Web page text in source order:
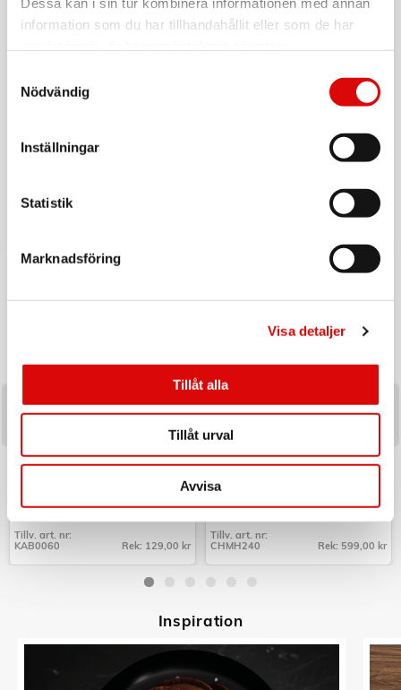
information som du har tillhandahållit eller som de har
Nödvändig
Inställningar
Statistik
Marknadsföring
Visa detaljer
Tillåt alla
Tillåt urval
Avvisa
Ladda upp inför hösten med ett handplockat sortiment av
produkter utvalda för säsongens efterfrågan och
LOGILINK
Cable box - Kabelgömma Small
Art nr:
KAB0060
Tillv. art. nr:
KAB0060
Rek: 129,00 kr
CHAMPION
Mobilhållare Bil QI
Art nr:
CHMH240
Tillv. art. nr:
CHMH240
Rek: 599,00 kr
Inspiration